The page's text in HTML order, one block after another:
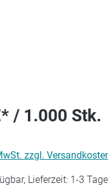
/ 1.000 Stk.
zzgl.
Lieferzeit: 1-3